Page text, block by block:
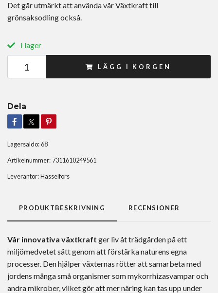
Det går utmärkt att använda vår Växtkraft till
grönsaksodling också.
I lager
LÄGG I KORGEN
Dela
Lagersaldo:68
Artikelnummer: 7311610249561
Leverantör:Hasselfors
PRODUKTBESKRIVNING RECENSIONER
Vår innovativa växtkraft ger liv åt trädgården på ett
miljömedvetet sättgenom att förstärka naturens egna
processer. Den hjälper växternas rötter att samarbeta med
jordens många små organismersommykorrhizasvamparoch
andra mikrober, vilket gör att mer näring kan tas upp under